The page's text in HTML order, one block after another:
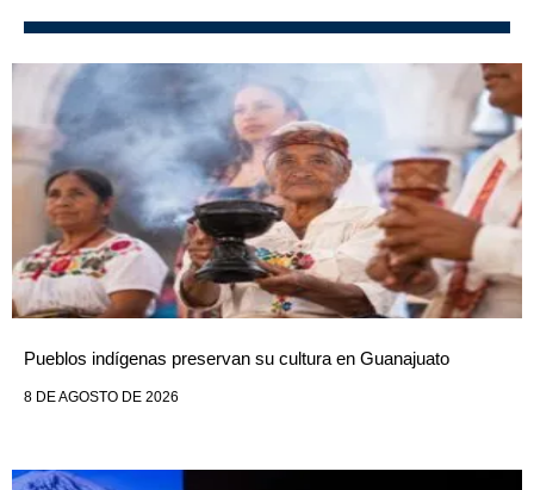
Pueblos indígenas preservan su cultura en Guanajuato
8 DE AGOSTO DE 2026